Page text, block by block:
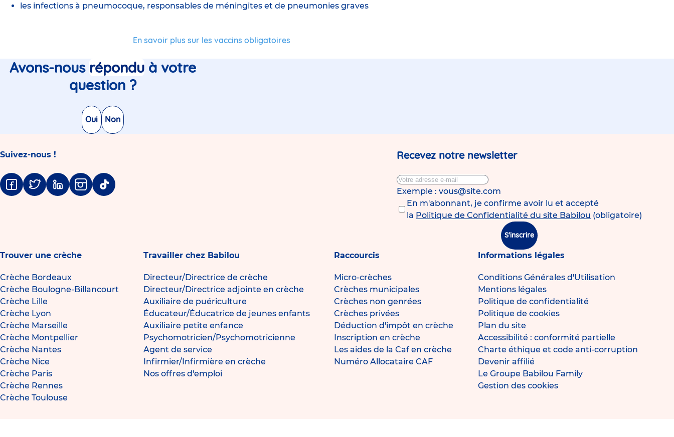
les infections à pneumocoque, responsables de méningites et de pneumonies graves
En savoir plus sur les vaccins obligatoires
Avons-nous répondu à votre
question ?
Non
Oui
Suivez-nous !
Facebook
TwitterLinkedinInstagram
Tiktok
Recevez notre newsletter
Exemple : vous@site.com
En m'abonnant, je confirme avoir lu et accepté
la Politique de Confidentialité du site Babilou (obligatoire)
S'inscrire
Trouver une crèche
Crèche Bordeaux
Crèche Boulogne-Billancourt
Crèche Lille
Crèche Lyon
Crèche Marseille
Crèche Montpellier
Crèche Nantes
Crèche Nice
Crèche Paris
Crèche Rennes
Crèche Toulouse
Travailler chez Babilou
Directeur/Directrice de crèche
Directeur/Directrice adjointe en crèche
Auxiliaire de puériculture
Éducateur/Éducatrice de jeunes enfants
Auxiliaire petite enfance
Psychomotricien/Psychomotricienne
Agent de service
Infirmier/Infirmière en crèche
Nos offres d'emploi
Raccourcis
Micro-crèches
Crèches municipales
Crèches non genrées
Crèches privées
Déduction d'impôt en crèche
Inscription en crèche
Les aides de la Caf en crèche
Numéro Allocataire CAF
Informations légales
Conditions Générales d'Utilisation
Mentions légales
Politique de confidentialité
Politique de cookies
Plan du site
Accessibilité : conformité partielle
Charte éthique et code anti-corruption
Devenir affilié
Le Groupe Babilou Family
Gestion des cookies